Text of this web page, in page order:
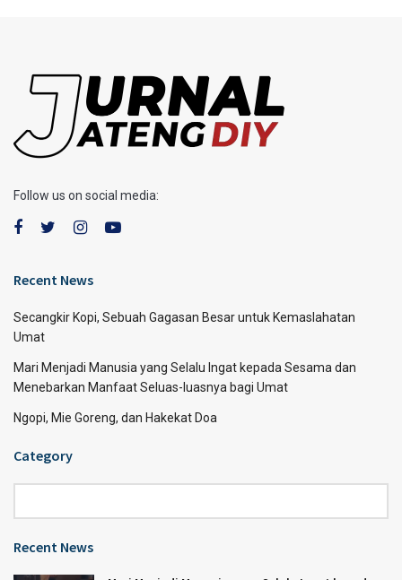
Follow us on social media:
Recent News
Secangkir Kopi, Sebuah Gagasan Besar untuk Kemaslahatan
Umat
Mari Menjadi Manusia yang Selalu Ingat kepada Sesama dan
Menebarkan Manfaat Seluas-luasnya bagi Umat
Ngopi, Mie Goreng, dan Hakekat Doa
Category
Recent News